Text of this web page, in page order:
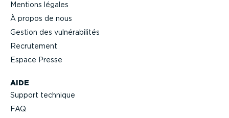
AIDE
Support technique
FAQ
Mentions légales
À propos de nous
Gestion des vulné­ra­bi­lités
Recrutement
Espace Presse